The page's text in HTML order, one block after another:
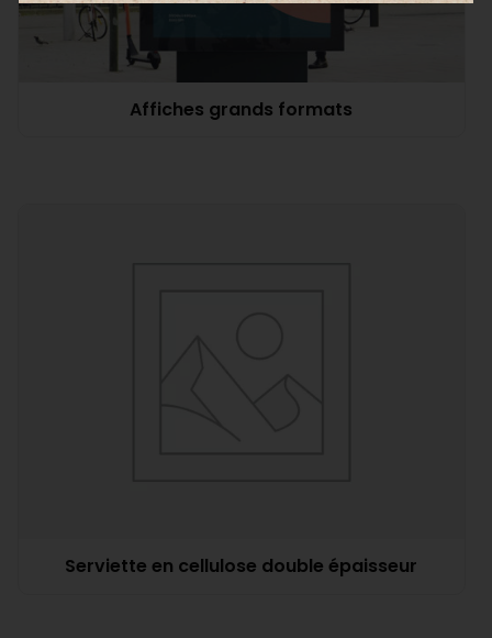
Affiches grands formats
Serviette en cellulose double épaisseur